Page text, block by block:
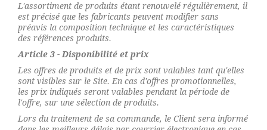
L'assortiment de produits étant renouvelé régulièrement, il
est précisé que les fabricants peuvent modifier sans
préavis la composition technique et les caractéristiques
des références produits.
Article 3 - Disponibilité et prix
Les offres de produits et de prix sont valables tant qu'elles
sont visibles sur le Site. En cas d'offres promotionnelles,
les prix indiqués seront valables pendant la période de
l'offre, sur une sélection de produits.
Lors du traitement de sa commande, le Client sera informé